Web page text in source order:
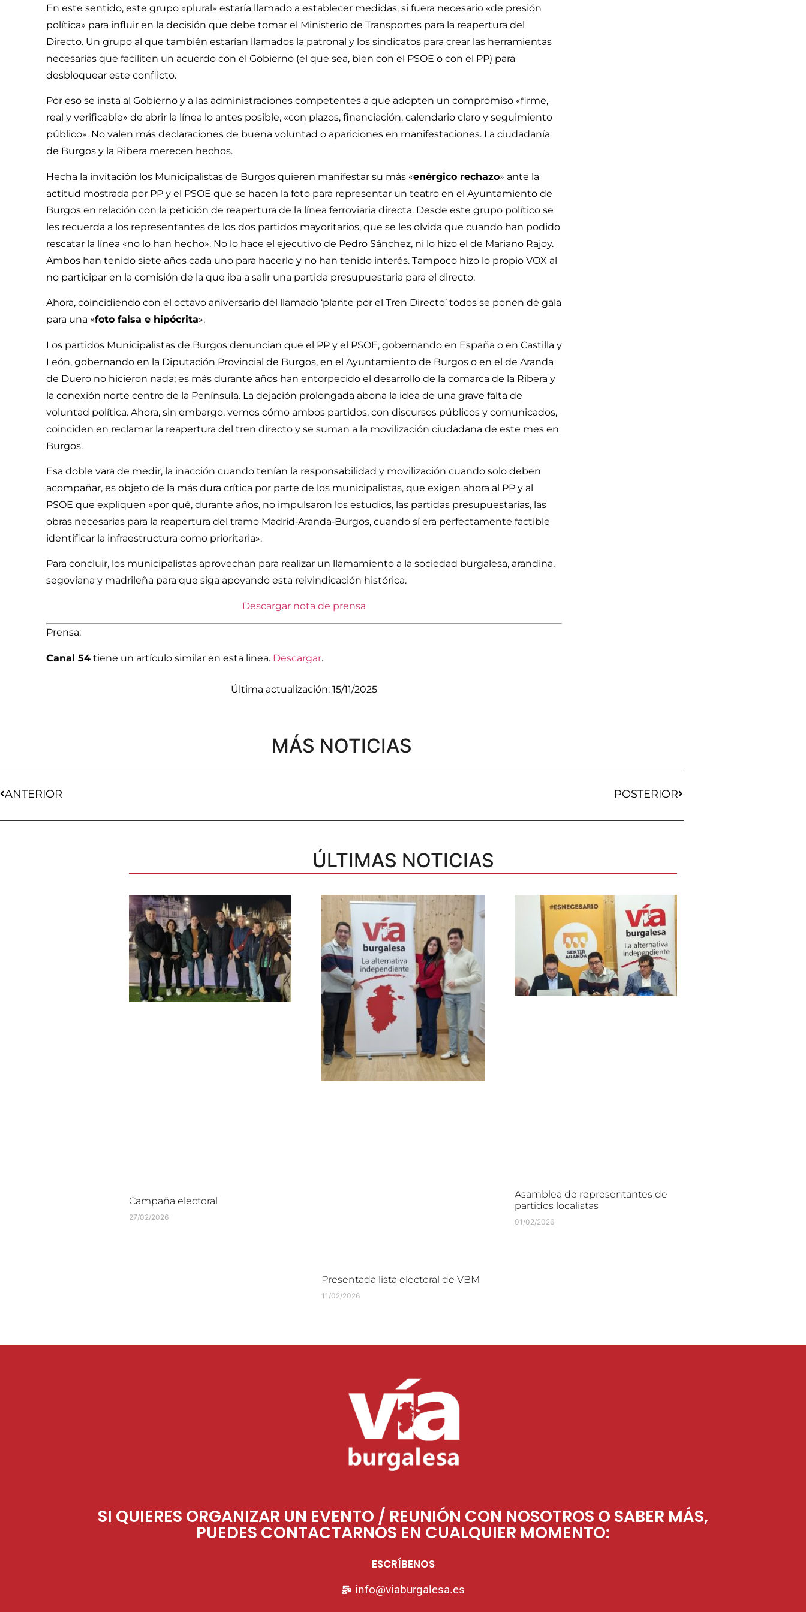
En este sentido, este grupo «plural» estaría llamado a establecer medidas, si fuera necesario «de presión
política» para influir en la decisión que debe tomar el Ministerio de Transportes para la reapertura del
Directo. Un grupo al que también estarían llamados la patronal y los sindicatos para crear las herramientas
necesarias que faciliten un acuerdo con el Gobierno (el que sea, bien con el PSOE o con el PP) para
desbloquear este conflicto.
Por eso se insta al Gobierno y a las administraciones competentes a que adopten un compromiso «firme,
real y verificable» de abrir la línea lo antes posible, «con plazos, financiación, calendario claro y seguimiento
público». No valen más declaraciones de buena voluntad o apariciones en manifestaciones. La ciudadanía
de Burgos y la Ribera merecen hechos.
Hecha la invitación los Municipalistas de Burgos quieren manifestar su más «enérgico rechazo» ante la
actitud mostrada por PP y el PSOE que se hacen la foto para representar un teatro en el Ayuntamiento de
Burgos en relación con la petición de reapertura de la línea ferroviaria directa. Desde este grupo político se
les recuerda a los representantes de los dos partidos mayoritarios, que se les olvida que cuando han podido
rescatar la línea «no lo han hecho». No lo hace el ejecutivo de Pedro Sánchez, ni lo hizo el de Mariano Rajoy.
Ambos han tenido siete años cada uno para hacerlo y no han tenido interés. Tampoco hizo lo propio VOX al
no participar en la comisión de la que iba a salir una partida presupuestaria para el directo.
Ahora, coincidiendo con el octavo aniversario del llamado ‘plante por el Tren Directo’ todos se ponen de gala
para una «foto falsa e hipócrita».
Los partidos Municipalistas de Burgos denuncian que el PP y el PSOE, gobernando en España o en Castilla y
León, gobernando en la Diputación Provincial de Burgos, en el Ayuntamiento de Burgos o en el de Aranda
de Duero no hicieron nada; es más durante años han entorpecido el desarrollo de la comarca de la Ribera y
la conexión norte centro de la Península. La dejación prolongada abona la idea de una grave falta de
voluntad política. Ahora, sin embargo, vemos cómo ambos partidos, con discursos públicos y comunicados,
coinciden en reclamar la reapertura del tren directo y se suman a la movilización ciudadana de este mes en
Burgos.
Esa doble vara de medir, la inacción cuando tenían la responsabilidad y movilización cuando solo deben
acompañar, es objeto de la más dura crítica por parte de los municipalistas, que exigen ahora al PP y al
PSOE que expliquen «por qué, durante años, no impulsaron los estudios, las partidas presupuestarias, las
obras necesarias para la reapertura del tramo Madrid‑Aranda‑Burgos, cuando sí era perfectamente factible
identificar la infraestructura como prioritaria».
Para concluir, los municipalistas aprovechan para realizar un llamamiento a la sociedad burgalesa, arandina,
segoviana y madrileña para que siga apoyando esta reivindicación histórica.
Descargar nota de prensa
Prensa:
Canal 54 tiene un artículo similar en esta linea. Descargar.
Última actualización: 15/11/2025
MÁS NOTICIAS
ANTERIOR POSTERIOR
ÚLTIMAS NOTICIAS
Campaña electoral
27/02/2026
Presentada lista electoral de VBM
11/02/2026
Asamblea de representantes de
partidos localistas
01/02/2026
SI QUIERES ORGANIZAR UN EVENTO / REUNIÓN CON NOSOTROS O SABER MÁS,
PUEDES CONTACTARNOS EN CUALQUIER MOMENTO:
ESCRÍBENOS
info@viaburgalesa.es